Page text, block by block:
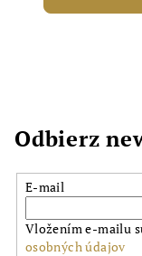
Odbierz
E-mail
Vložením e-mailu
osobných údajov